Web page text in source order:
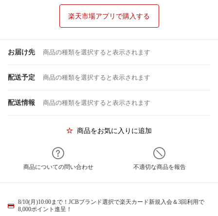
楽天市場アプリで購入する
お届け先 商品の種類を選択すると表示されます
配送予定 商品の種類を選択すると表示されます
配送情報 商品の種類を選択すると表示されます
商品をお気に入りに追加
商品についての問い合わせ 不適切な商品を報告
8/10(月)10:00まで！JCBブランド選択で楽天カード新規入会＆3回利用で
8,000ポイント進呈！